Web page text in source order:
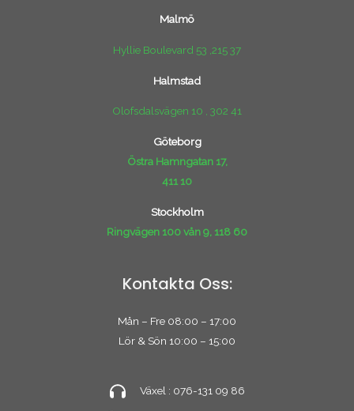
Malmö
Hyllie Boulevard 53 ,215 37
Halmstad
Olofsdalsvägen 10 , 302 41
Göteborg
Östra Hamngatan 17,
411 10
Stockholm
Ringvägen 100 vån 9, 118 60
Kontakta Oss:
Mån – Fre 08:00 – 17:00
Lör & Sön 10:00 – 15:00
Växel : 076-131 09 86